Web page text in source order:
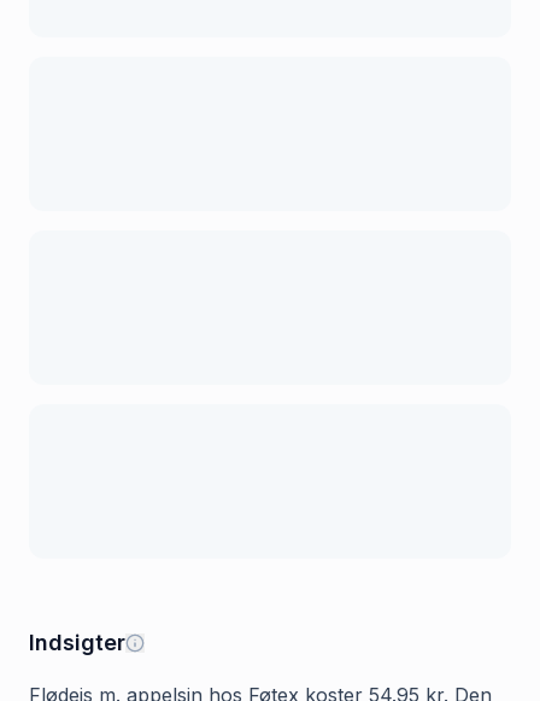
Indsigter
Flødeis m. appelsin hos Føtex koster 54.95 kr. Den